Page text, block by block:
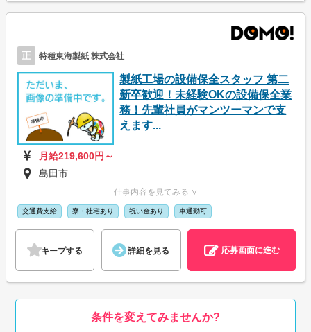
正 特種東海製紙 株式会社
製紙工場の設備保全スタッフ 第二
新卒歓迎！未経験OKの設備保全業
務！先輩社員がマンツーマンで支
えます...
月給219,600円～
島田市
仕事内容を見てみる ∨
交通費支給 寮・社宅あり 祝い金あり 車通勤可
キープする 詳細を見る 応募画面に進む
条件を変えてみませんか?